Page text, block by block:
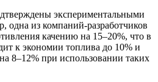
экспериментальными
одна из компаний-разработчиков
качению на 15–20%, что в
к экономии топлива до 10% и
8–12% при использовании таких